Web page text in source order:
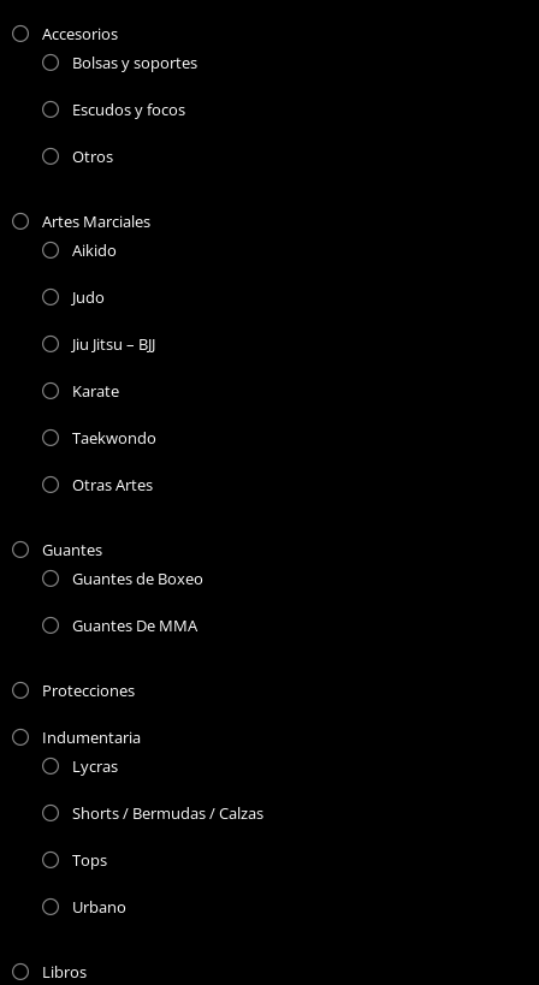
Accesorios
Bolsas y soportes
Escudos y focos
Otros
Artes Marciales
Aikido
Judo
Jiu Jitsu – BJJ
Karate
Taekwondo
Otras Artes
Guantes
Guantes de Boxeo
Guantes De MMA
Protecciones
Indumentaria
Lycras
Shorts / Bermudas / Calzas
Tops
Urbano
Libros